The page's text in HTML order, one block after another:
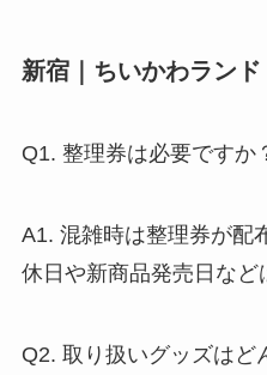
新宿｜ちいかわラン
Q1. 整理券は必要ですか
A1. 混雑時は整理券が配
休日や新商品発売日など
Q2. 取り扱いグッズはど